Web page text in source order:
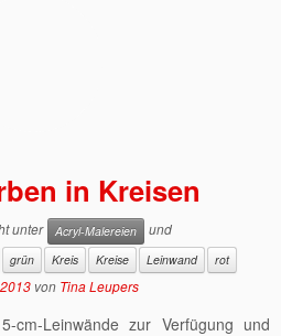
in Kreisen
unter Acryl-Malereien
und
grün Kreis Kreise Leinwand
rot
von Tina Leupers
cm-Leinwände zur Verfügung und